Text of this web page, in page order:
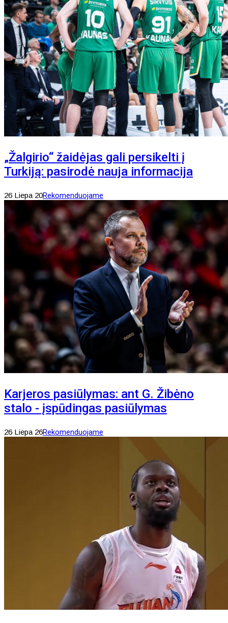
„Žalgirio“ žaidėjas gali persikelti į
Turkiją: pasirodė nauja informacija
26 Liepa 20Rekomenduojame
Karjeros pasiūlymas: ant G. Žibėno
stalo - įspūdingas pasiūlymas
26 Liepa 26Rekomenduojame